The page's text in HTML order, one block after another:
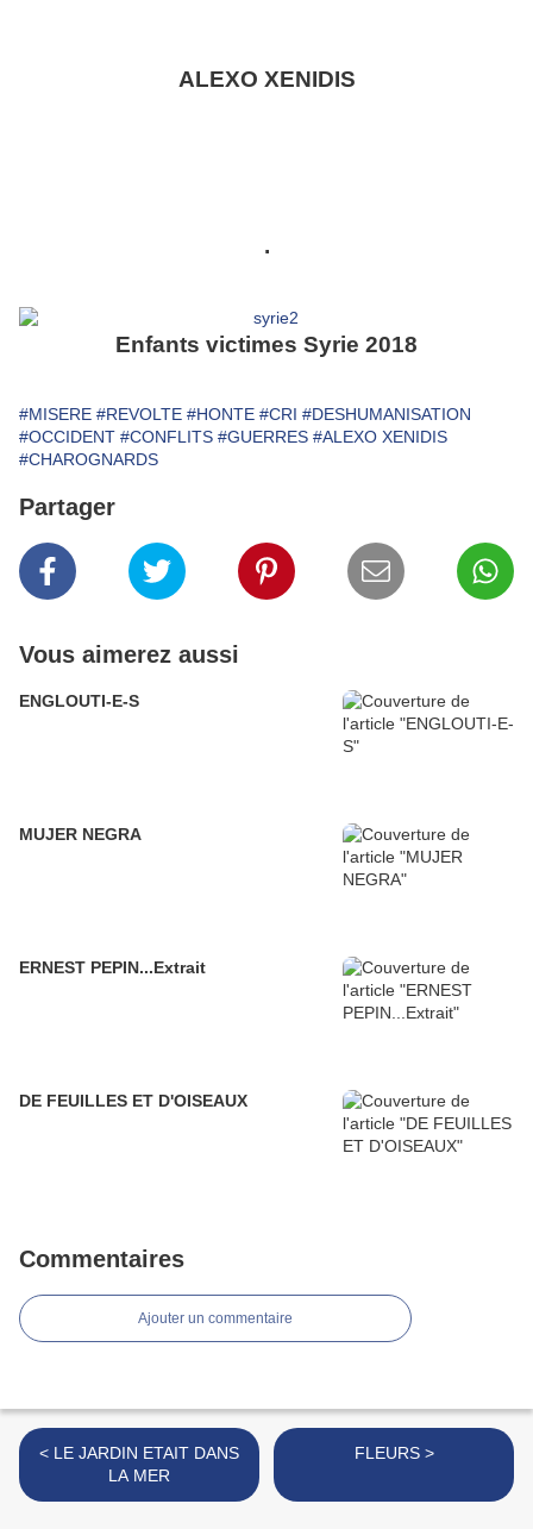
ALEXO XENIDIS
.
Enfants victimes Syrie 2018
#MISERE #REVOLTE #HONTE #CRI #DESHUMANISATION
#OCCIDENT #CONFLITS #GUERRES #ALEXO XENIDIS
#CHAROGNARDS
Partager
Vous aimerez aussi
ENGLOUTI-E-S
MUJER NEGRA
ERNEST PEPIN...Extrait
DE FEUILLES ET D'OISEAUX
Commentaires
Ajouter un commentaire
< LE JARDIN ETAIT DANS
LA MER
FLEURS >